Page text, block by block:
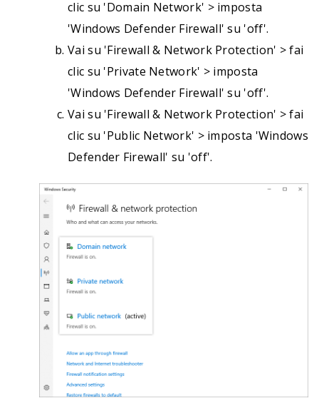
clic su 'Domain Network' > imposta
'Windows Defender Firewall' su 'off'.
Vai su 'Firewall & Network Protection' > fai
clic su 'Private Network' > imposta
'Windows Defender Firewall' su 'off'.
Vai su 'Firewall & Network Protection' > fai
clic su 'Public Network' > imposta 'Windows
Defender Firewall' su 'off'.